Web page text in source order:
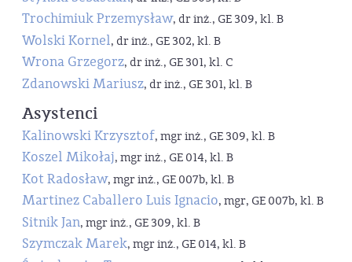
Trochimiuk Przemysław, dr inż., GE 309, kl. B
Wolski Kornel, dr inż., GE 302, kl. B
Wrona Grzegorz, dr inż., GE 301, kl. C
Zdanowski Mariusz, dr inż., GE 301, kl. B
Asystenci
Kalinowski Krzysztof, mgr inż., GE 309, kl. B
Koszel Mikołaj, mgr inż., GE 014, kl. B
Kot Radosław, mgr inż., GE 007b, kl. B
Martinez Caballero Luis Ignacio, mgr, GE 007b, kl. B
Sitnik Jan, mgr inż., GE 309, kl. B
Szymczak Marek, mgr inż., GE 014, kl. B